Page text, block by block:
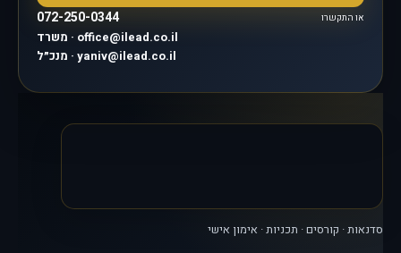
או התקשרו 072-250-0344
משרד · office@ilead.co.il
מנכ״ל · yaniv@ilead.co.il
סדנאות · קורסים · תכניות · אימון אישי